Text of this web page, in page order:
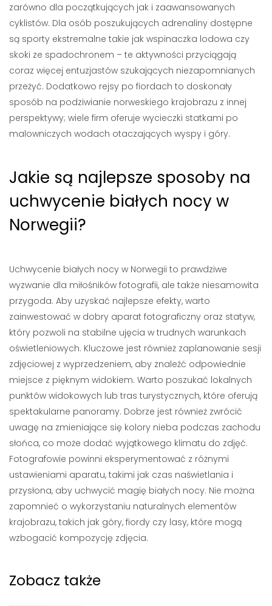
zarówno dla początkujących jak i zaawansowanych
cyklistów. Dla osób poszukujących adrenaliny dostępne
są sporty ekstremalne takie jak wspinaczka lodowa czy
skoki ze spadochronem – te aktywności przyciągają
coraz więcej entuzjastów szukających niezapomnianych
przeżyć. Dodatkowo rejsy po fiordach to doskonały
sposób na podziwianie norweskiego krajobrazu z innej
perspektywy; wiele firm oferuje wycieczki statkami po
malowniczych wodach otaczających wyspy i góry.
Jakie są najlepsze sposoby na
uchwycenie białych nocy w
Norwegii?
Uchwycenie białych nocy w Norwegii to prawdziwe
wyzwanie dla miłośników fotografii, ale także niesamowita
przygoda. Aby uzyskać najlepsze efekty, warto
zainwestować w dobry aparat fotograficzny oraz statyw,
który pozwoli na stabilne ujęcia w trudnych warunkach
oświetleniowych. Kluczowe jest również zaplanowanie sesji
zdjęciowej z wyprzedzeniem, aby znaleźć odpowiednie
miejsce z pięknym widokiem. Warto poszukać lokalnych
punktów widokowych lub tras turystycznych, które oferują
spektakularne panoramy. Dobrze jest również zwrócić
uwagę na zmieniające się kolory nieba podczas zachodu
słońca, co może dodać wyjątkowego klimatu do zdjęć.
Fotografowie powinni eksperymentować z różnymi
ustawieniami aparatu, takimi jak czas naświetlania i
przysłona, aby uchwycić magię białych nocy. Nie można
zapomnieć o wykorzystaniu naturalnych elementów
krajobrazu, takich jak góry, fiordy czy lasy, które mogą
wzbogacić kompozycję zdjęcia.
Zobacz także